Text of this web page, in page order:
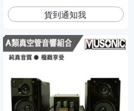
貨到通知我